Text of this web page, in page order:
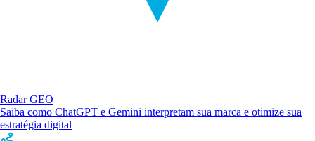
Radar GEO
Saiba como ChatGPT e Gemini interpretam sua marca e otimize sua
estratégia digital